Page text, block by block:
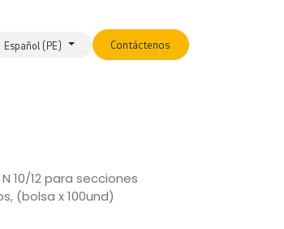
Español (PE) Contáctenos
10/12 para secciones
(bolsa x 100und)